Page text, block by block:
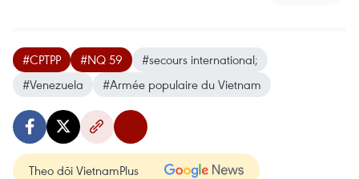
#CPTPP #NQ 59
#secours international;
#Venezuela
#Armée populaire du Vietnam
Theo dõi VietnamPlus